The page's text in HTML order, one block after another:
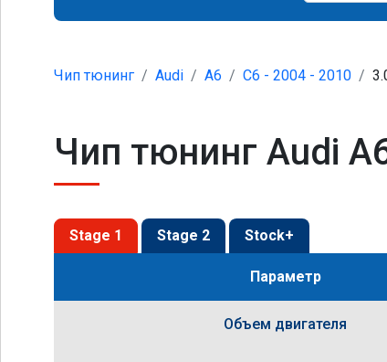
Чип тюнинг Audi A6 C6 - 2004 - 2010
Чип тюнинг Audi
Stage 1 Stage 2 Stock+
Параметр
Объем двигателя